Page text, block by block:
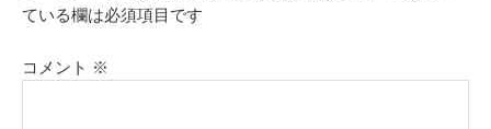
ている欄は必須項目です
コメント ※